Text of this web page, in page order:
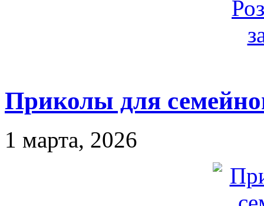
Приколы для
1 марта, 2026